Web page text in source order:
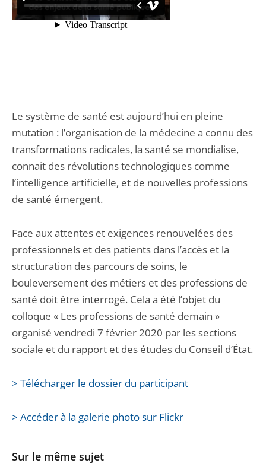
Le système de santé est aujourd’hui en pleine
mutation : l’organisation de la médecine a connu des
transformations radicales, la santé se mondialise,
connait des révolutions technologiques comme
l’intelligence artificielle, et de nouvelles professions
de santé émergent.
Face aux attentes et exigences renouvelées des
professionnels et des patients dans l’accès et la
structuration des parcours de soins, le
bouleversement des métiers et des professions de
santé doit être interrogé. Cela a été l’objet du
colloque « Les professions de santé demain »
organisé vendredi 7 février 2020 par les sections
sociale et du rapport et des études du Conseil d’État.
> Télécharger le dossier du participant
> Accéder à la galerie photo sur Flickr
Sur le même sujet